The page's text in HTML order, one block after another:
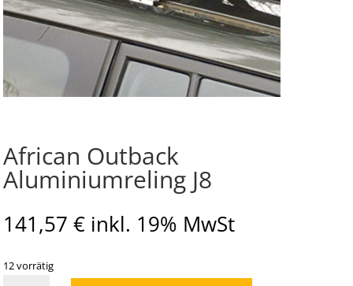
African Outback
Aluminiumreling J8
141,57 € inkl. 19% MwSt
12 vorrätig